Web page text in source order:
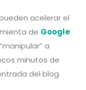
acelerar el
de Google
a
minutos de
del blog.